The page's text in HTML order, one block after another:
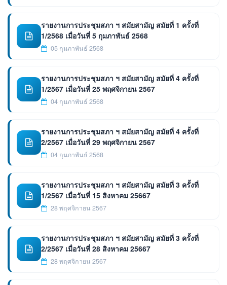
รายงานการประชุมสภา ฯ สมัยสามัญ สมัยที่ 1 ครั้งที่
1/2568 เมื่อวันที่ 5 กุมภาพันธ์ 2568
05 กุมภาพันธ์ 2568
รายงานการประชุมสภา ฯ สมัยสามัญ สมัยที่ 4 ครั้งที่
1/2567 เมื่อวันที่ 25 พฤศจิกายน 2567
04 กุมภาพันธ์ 2568
รายงานการประชุมสภา ฯ สมัยสามัญ สมัยที่ 4 ครั้งที่
2/2567 เมื่อวันที่ 29 พฤศจิกายน 2567
04 กุมภาพันธ์ 2568
รายงานการประชุมสภา ฯ สมัยสามัญ สมัยที่ 3 ครั้งที่
1/2567 เมื่อวันที่ 15 สิงหาคม 25667
28 พฤศจิกายน 2567
รายงานการประชุมสภา ฯ สมัยสามัญ สมัยที่ 3 ครั้งที่
2/2567 เมื่อวันที่ 28 สิงหาคม 25667
28 พฤศจิกายน 2567